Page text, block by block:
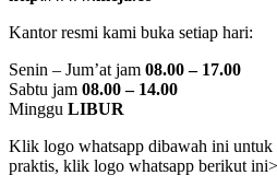
Kantor resmi kami buka setiap hari:
Senin – Jum’at jam 08.00 – 17.00
Sabtu jam 08.00 – 14.00
Minggu LIBUR
Klik logo whatsapp dibawah ini untuk
praktis, klik logo whatsapp berikut